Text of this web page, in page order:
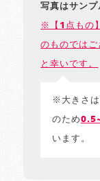
写真はサンプ
※【1点もの
のものでは
と幸いです。
※大きさは
のため
います。